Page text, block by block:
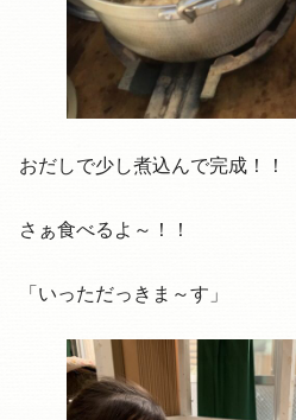
おだしで少し煮込んで完成！！
さぁ食べるよ～！！
「いっただっきま～す」